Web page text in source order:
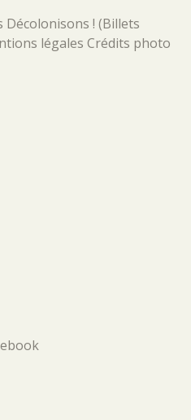
Décolonisons ! (Billets
légales Crédits photo